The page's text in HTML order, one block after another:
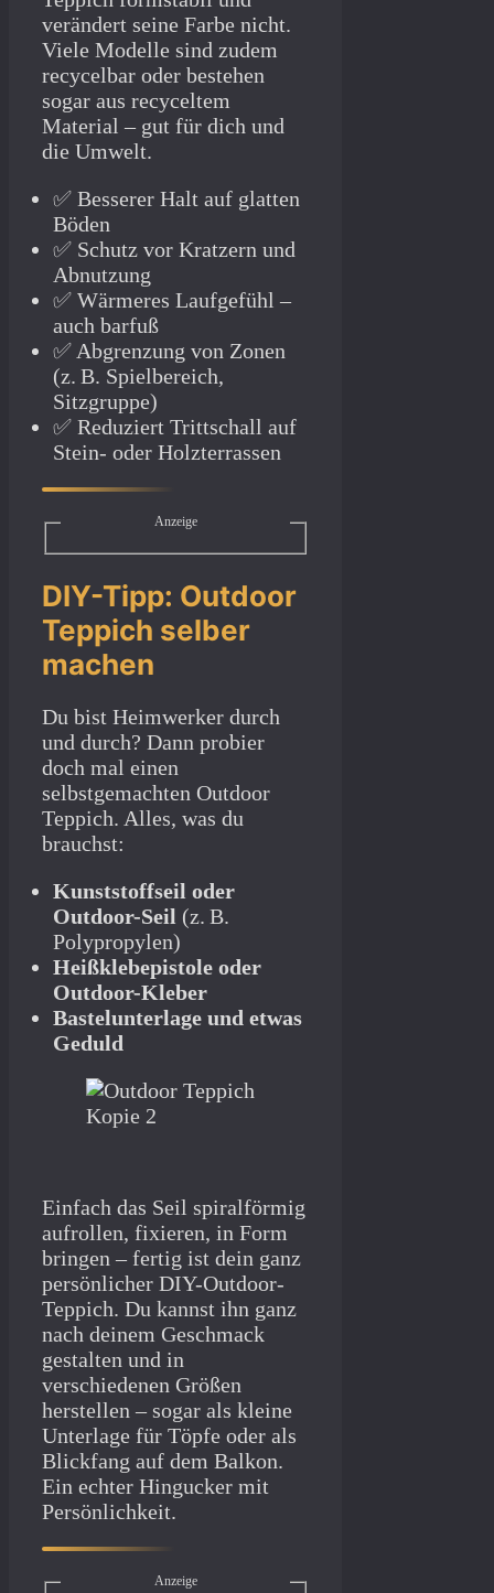
verändert seine Farbe nicht.
Viele Modelle sind zudem
recycelbar oder bestehen
sogar aus recyceltem
Material – gut für dich und
die Umwelt.
✅ Besserer Halt auf glatten
Böden
✅ Schutz vor Kratzern und
Abnutzung
✅ Wärmeres Laufgefühl –
auch barfuß
✅ Abgrenzung von Zonen
(z. B. Spielbereich,
Sitzgruppe)
✅ Reduziert Trittschall auf
Stein- oder Holzterrassen
Anzeige
DIY-Tipp: Outdoor
Teppich selber
machen
Du bist Heimwerker durch
und durch? Dann probier
doch mal einen
selbstgemachten Outdoor
Teppich. Alles, was du
brauchst:
Kunststoffseil oder
Outdoor-Seil (z. B.
Polypropylen)
Heißklebepistole oder
Outdoor-Kleber
Bastelunterlage und etwas
Geduld
Einfach das Seil spiralförmig
aufrollen, fixieren, in Form
bringen – fertig ist dein ganz
persönlicher DIY-Outdoor-
Teppich. Du kannst ihn ganz
nach deinem Geschmack
gestalten und in
verschiedenen Größen
herstellen – sogar als kleine
Unterlage für Töpfe oder als
Blickfang auf dem Balkon.
Ein echter Hingucker mit
Persönlichkeit.
Anzeige